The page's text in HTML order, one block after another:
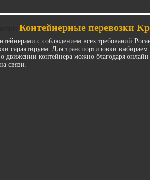
Контейнерные перевозки
с соблюдением всех требований
гарантируем. Для транспортировки
движении контейнера можно благодаря
связи.